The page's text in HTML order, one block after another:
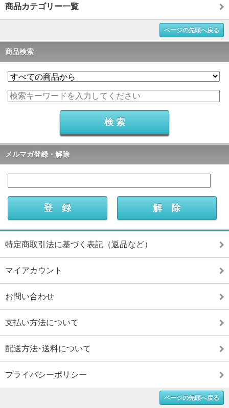
商品カテゴリー一覧
ページの先頭へ戻る
商品検索
メルマガ登録・解除
特定商取引法に基づく表記（返品など）
マイアカウント
お問い合わせ
支払い方法について
配送方法･送料について
プライバシーポリシー
ページの先頭へ戻る